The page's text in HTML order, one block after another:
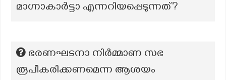
മാഗ്നാകാർട്ടാ എന്നറിയപ്പെടുന്നത്?
ഭരണഘടനാ നിർമ്മാണ സഭ
രൂപീകരിക്കണമെന്ന ആശയം